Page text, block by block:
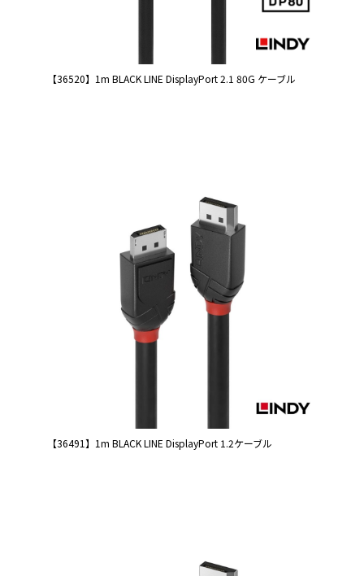
【36520】1m BLACK LINE DisplayPort 2.1 80G ケーブル
【36491】1m BLACK LINE DisplayPort 1.2ケーブル